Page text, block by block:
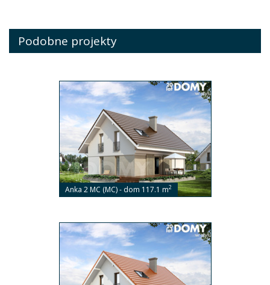
Podobne projekty
Anka 2 MC (MC) - dom 117.1 m2